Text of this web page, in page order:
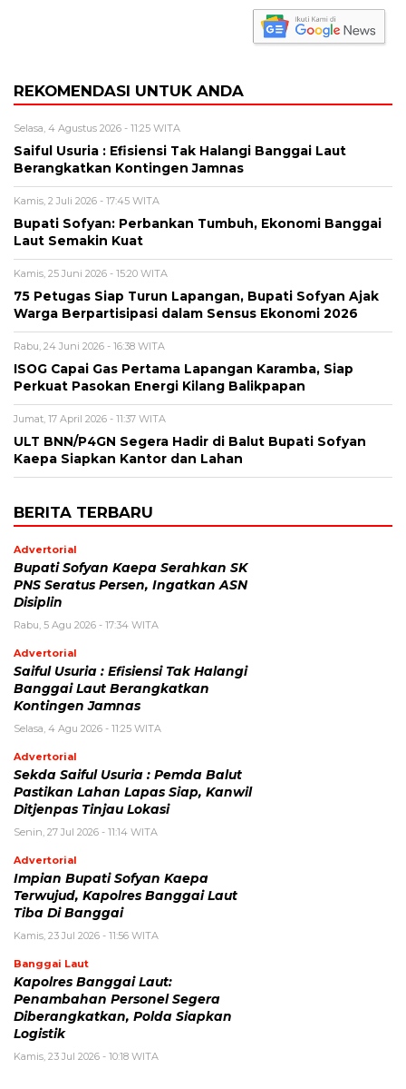
REKOMENDASI UNTUK ANDA
Selasa, 4 Agustus 2026 - 11:25 WITA
Saiful Usuria : Efisiensi Tak Halangi Banggai Laut
Berangkatkan Kontingen Jamnas
Kamis, 2 Juli 2026 - 17:45 WITA
Bupati Sofyan: Perbankan Tumbuh, Ekonomi Banggai
Laut Semakin Kuat
Kamis, 25 Juni 2026 - 15:20 WITA
75 Petugas Siap Turun Lapangan, Bupati Sofyan Ajak
Warga Berpartisipasi dalam Sensus Ekonomi 2026
Rabu, 24 Juni 2026 - 16:38 WITA
ISOG Capai Gas Pertama Lapangan Karamba, Siap
Perkuat Pasokan Energi Kilang Balikpapan
Jumat, 17 April 2026 - 11:37 WITA
ULT BNN/P4GN Segera Hadir di Balut Bupati Sofyan
Kaepa Siapkan Kantor dan Lahan
BERITA TERBARU
Advertorial
Bupati Sofyan Kaepa Serahkan SK
PNS Seratus Persen, Ingatkan ASN
Disiplin
Rabu, 5 Agu 2026 - 17:34 WITA
Advertorial
Saiful Usuria : Efisiensi Tak Halangi
Banggai Laut Berangkatkan
Kontingen Jamnas
Selasa, 4 Agu 2026 - 11:25 WITA
Advertorial
Sekda Saiful Usuria : Pemda Balut
Pastikan Lahan Lapas Siap, Kanwil
Ditjenpas Tinjau Lokasi
Senin, 27 Jul 2026 - 11:14 WITA
Advertorial
Impian Bupati Sofyan Kaepa
Terwujud, Kapolres Banggai Laut
Tiba Di Banggai
Kamis, 23 Jul 2026 - 11:56 WITA
Banggai Laut
Kapolres Banggai Laut:
Penambahan Personel Segera
Diberangkatkan, Polda Siapkan
Logistik
Kamis, 23 Jul 2026 - 10:18 WITA